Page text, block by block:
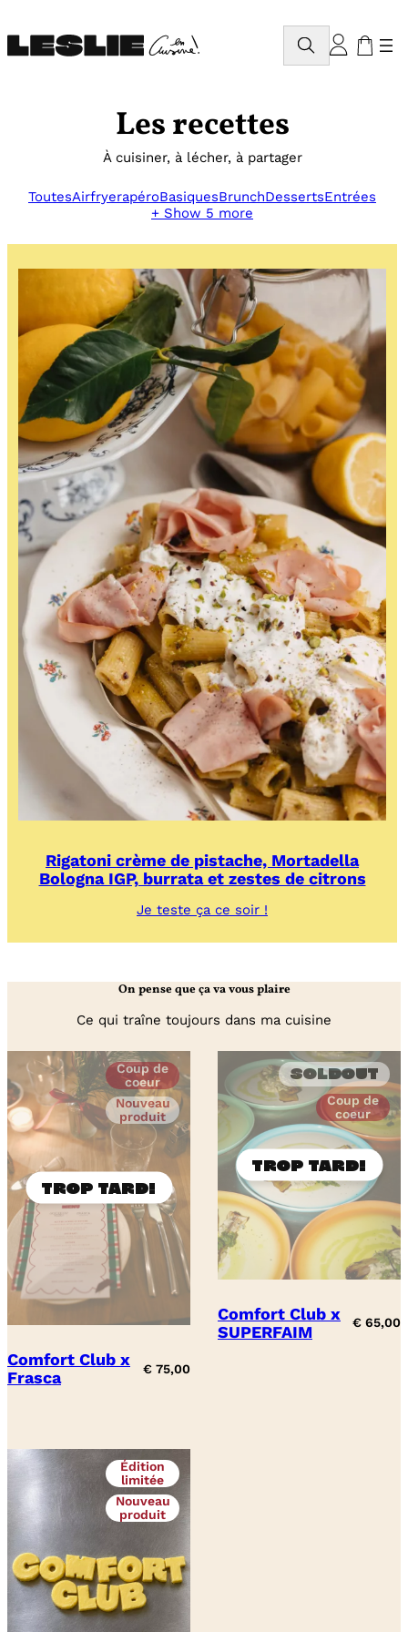
au
contenu
Rechercher
Les recettes
À cuisiner, à lécher, à partager
ToutesAirfryerapéroBasiquesBrunchDessertsEntrées
+ Show 5 more
Rigatoni crème de pistache, Mortadella
Bologna IGP, burrata et zestes de citrons
Je teste ça ce soir !
crème
Mortadella
IGP,
et
zestes
de
citrons
On pense que ça va vous plaire
Ce qui traîne toujours dans ma cuisine
Coup de
coeur
Nouveau
produit
Comfort Club x
Frasca
€ 75,00
Soldout
Coup de
coeur
Comfort Club x
SUPERFAIM
€ 65,00
Édition
limitée
Nouveau
produit